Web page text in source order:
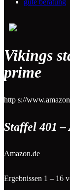
gute beratung
Vikings
prime
http s://
Staffel 401 –
Amazon.de
Ergebnissen 1 – 16